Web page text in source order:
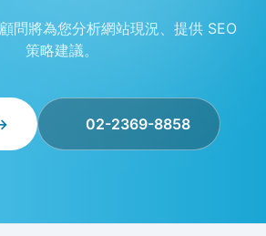
問將為您分析網站現況、提供 SEO
策略建議。
02-2369-8858